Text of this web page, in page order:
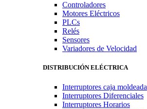
Controladores
Motores Eléctricos
PLCs
Relés
Sensores
Variadores de Velocidad
DISTRIBUCIÓN ELÉCTRICA
Interruptores caja moldeada
Interruptores Diferenciales
Interruptores Horarios